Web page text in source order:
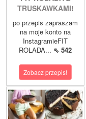
TRUSKAWKAMI!
po przepis zapraszam
na moje konto na
InstagramieFIT
ROLADA... ⇖ 542
Zobacz przepis!